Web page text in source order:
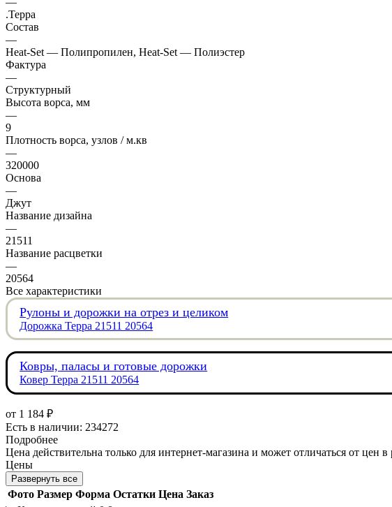
.Терра
Состав
—
Heat-Set — Полипропилен, Heat-Set — Полиэстер
Фактура
—
Структурный
Высота ворса, мм
—
9
Плотность ворса, узлов / м.кв
—
320000
Основа
—
Джут
Название дизайна
—
21511
Название расцветки
—
20564
Все характеристики
Рулоны и дорожки на отрез и целиком
Дорожка Терра 21511 20564
Ковры, паласы и готовые дорожки
Ковер Терра 21511 20564
от 1 184 ₽
Есть в наличии: 234272
Подробнее
Цена действительна только для интернет-магазина и может отличаться от цен
Цены
Развернуть все
Фото Размер Форма Остатки Цена Заказ